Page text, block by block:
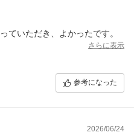
ていただき、よかったです。
さらに表示
参考になった
2026/06/24